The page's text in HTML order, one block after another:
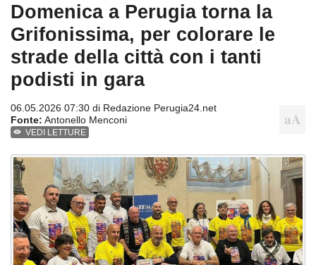
Domenica a Perugia torna la
Grifonissima, per colorare le
strade della città con i tanti
podisti in gara
06.05.2026 07:30 di Redazione Perugia24.net
Fonte: Antonello Menconi
VEDI LETTURE